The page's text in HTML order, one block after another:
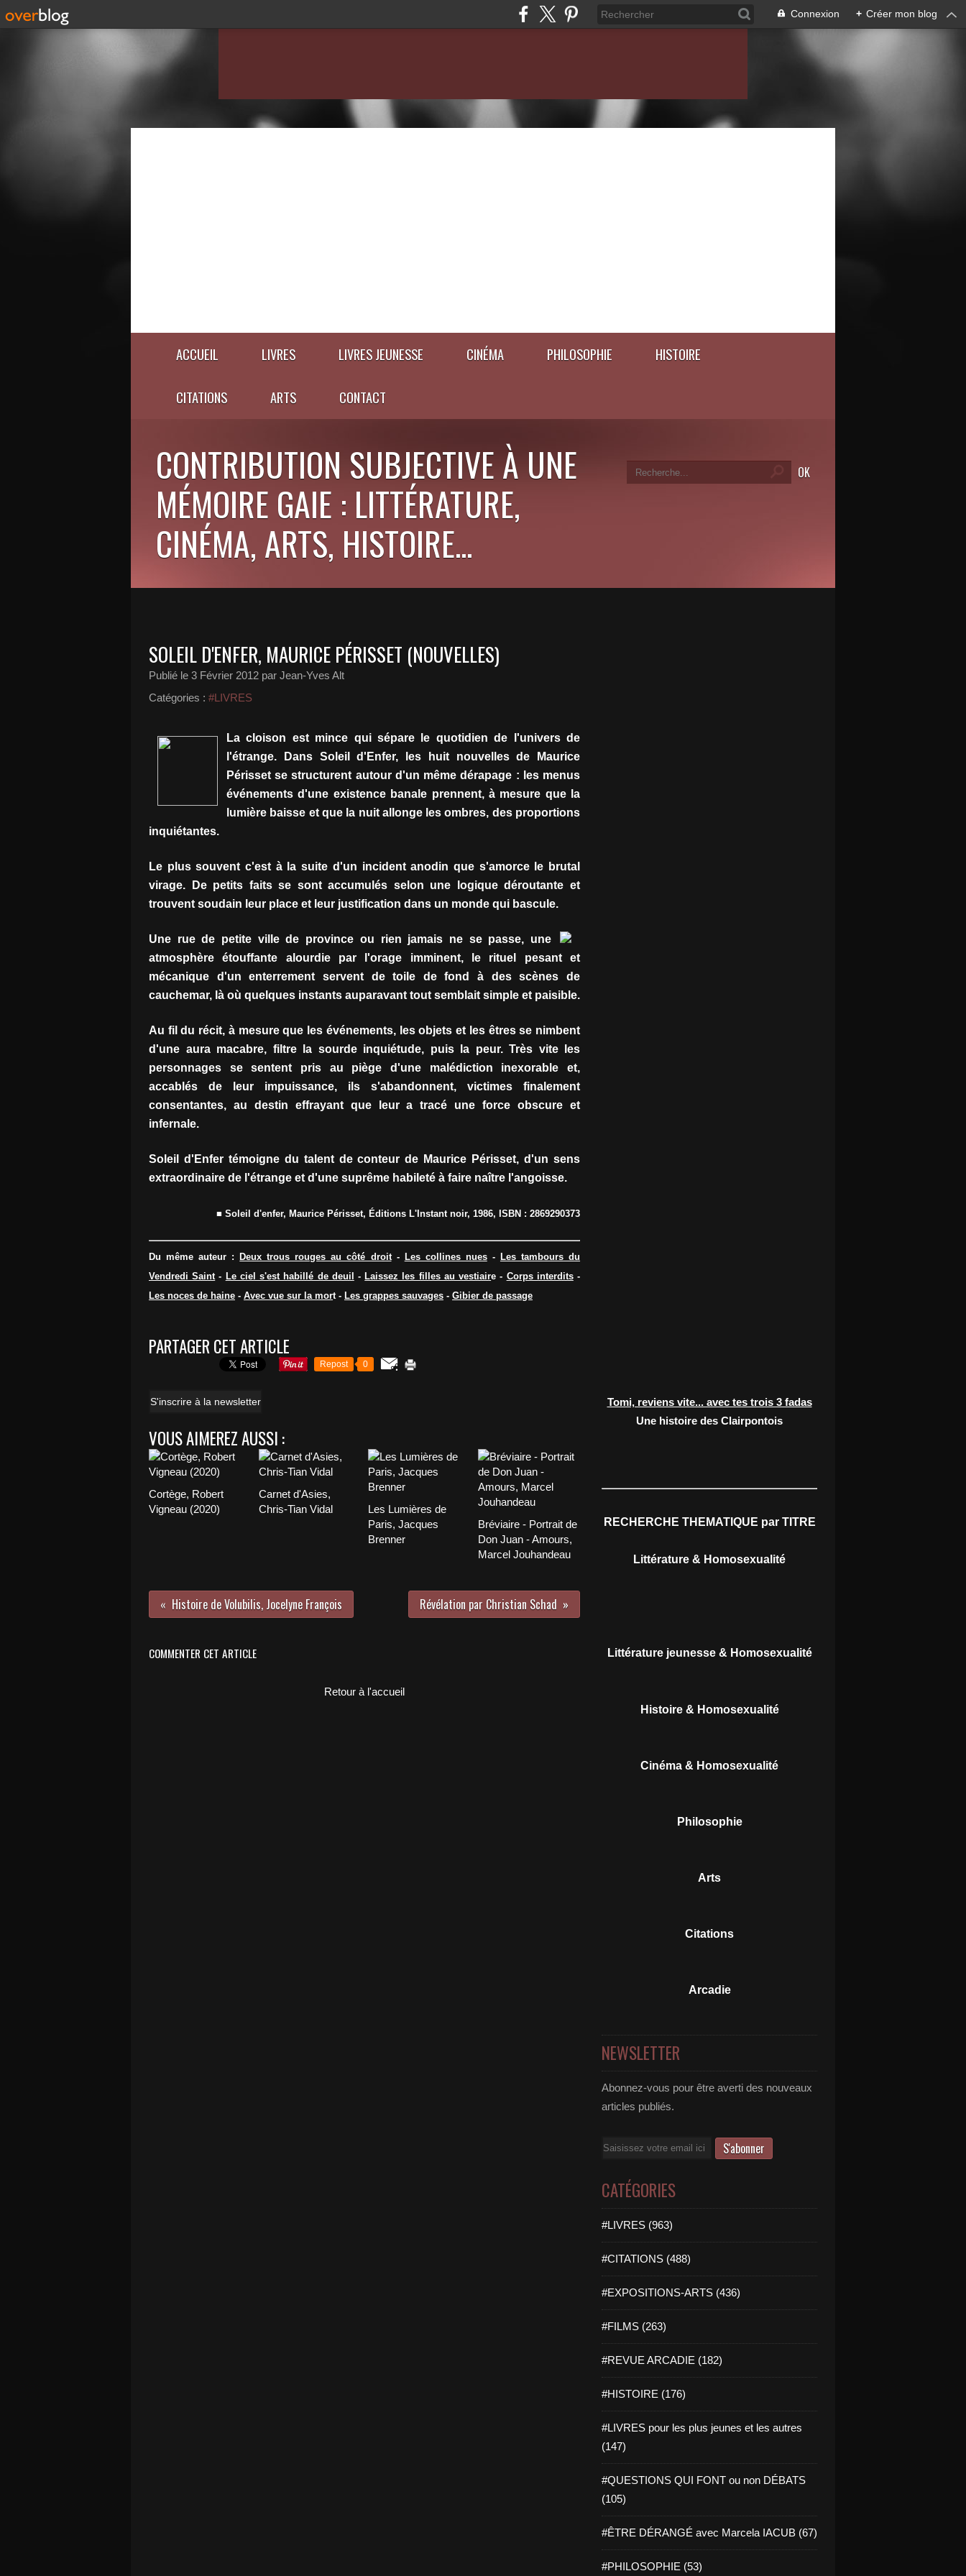
Connexion + Créer mon blog
ACCUEIL LIVRES LIVRES JEUNESSE CINÉMA PHILOSOPHIE HISTOIRE
CITATIONS ARTS CONTACT
CONTRIBUTION SUBJECTIVE À UNE
MÉMOIRE GAIE : LITTÉRATURE,
CINÉMA, ARTS, HISTOIRE...
SOLEIL D'ENFER, MAURICE PÉRISSET (NOUVELLES)
Publié le 3 Février 2012 par Jean-Yves Alt
Catégories : #LIVRES
La cloison est mince qui sépare le quotidien de l'univers de
l'étrange. Dans Soleil d'Enfer, les huit nouvelles de Maurice
Périsset se structurent autour d'un même dérapage : les menus
événements d'une existence banale prennent, à mesure que la
lumière baisse et que la nuit allonge les ombres, des proportions
inquiétantes.
Le plus souvent c'est à la suite d'un incident anodin que s'amorce le brutal
virage. De petits faits se sont accumulés selon une logique déroutante et
trouvent soudain leur place et leur justification dans un monde qui bascule.
Une rue de petite ville de province ou rien jamais ne se passe, une
atmosphère étouffante alourdie par l'orage imminent, le rituel pesant et
mécanique d'un enterrement servent de toile de fond à des scènes de
cauchemar, là où quelques instants auparavant tout semblait simple et paisible.
Au fil du récit, à mesure que les événements, les objets et les êtres se nimbent
d'une aura macabre, filtre la sourde inquiétude, puis la peur. Très vite les
personnages se sentent pris au piège d'une malédiction inexorable et,
accablés de leur impuissance, ils s'abandonnent, victimes finalement
consentantes, au destin effrayant que leur a tracé une force obscure et
infernale.
Soleil d'Enfer témoigne du talent de conteur de Maurice Périsset, d'un sens
extraordinaire de l'étrange et d'une suprême habileté à faire naître l'angoisse.
■ Soleil d'enfer, Maurice Périsset, Éditions L'Instant noir, 1986, ISBN : 2869290373
Du même auteur : Deux trous rouges au côté droit- Les collines nues- Les tambours du
Vendredi Saint - Le ciel s'est habillé de deuil -Laissez les filles au vestiaire - Corps interdits-
Les noces de haine - Avec vue sur la mort - Les grappes sauvages - Gibier de passage
PARTAGER CET ARTICLE
Repost 0
S'inscrire à la newsletter
VOUS AIMEREZ AUSSI :
Cortège, Robert
Vigneau (2020)
Carnet d'Asies,
Chris-Tian Vidal
Les Lumières de
Paris, Jacques
Brenner
Bréviaire - Portrait de
Don Juan - Amours,
Marcel Jouhandeau
Histoire de Volubilis, Jocelyne François Révélation par Christian Schad
COMMENTER CET ARTICLE
Retour à l'accueil
Tomi, reviens vite... avec tes trois 3 fadas
Une histoire des Clairpontois
RECHERCHE THEMATIQUE par TITRE
Littérature & Homosexualité
Littérature jeunesse & Homosexualité
Histoire & Homosexualité
Cinéma & Homosexualité
Philosophie
Arts
Citations
Arcadie
NEWSLETTER
Abonnez-vous pour être averti des nouveaux
articles publiés.
Email
CATÉGORIES
#LIVRES (963)
#CITATIONS (488)
#EXPOSITIONS-ARTS (436)
#FILMS (263)
#REVUE ARCADIE (182)
#HISTOIRE (176)
#LIVRES pour les plus jeunes et les autres
(147)
#QUESTIONS QUI FONT ou non DÉBATS
(105)
#ÊTRE DÉRANGÉ avec Marcela IACUB (67)
#PHILOSOPHIE (53)